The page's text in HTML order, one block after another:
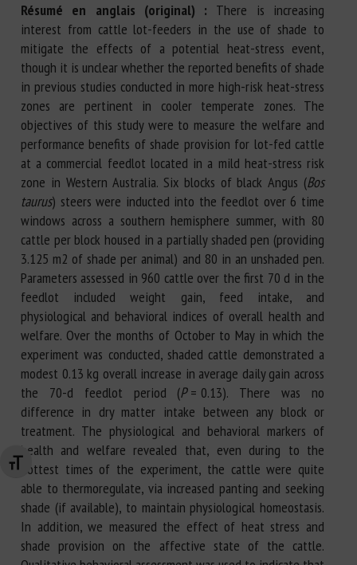
Changer la taille de la police
Résumé en anglais (original) : There is increasing
interest from cattle lot-feeders in the use of shade to
mitigate the effects of a potential heat-stress event,
though it is unclear whether the reported benefits of shade
in previous studies conducted in more high-risk heat-stress
zones are pertinent in cooler temperate zones. The
objectives of this study were to measure the welfare and
performance benefits of shade provision for lot-fed cattle
at a commercial feedlot located in a mild heat-stress risk
zone in Western Australia. Six blocks of black Angus (Bos
taurus) steers were inducted into the feedlot over 6 time
windows across a southern hemisphere summer, with 80
cattle per block housed in a partially shaded pen (providing
3.125 m2 of shade per animal) and 80 in an unshaded pen.
Parameters assessed in 960 cattle over the first 70 d in the
feedlot included weight gain, feed intake, and
physiological and behavioral indices of overall health and
welfare. Over the months of October to May in which the
experiment was conducted, shaded cattle demonstrated a
modest 0.13 kg overall increase in average daily gain across
the 70-d feedlot period (P= 0.13). There was no
difference in dry matter intake between any block or
treatment. The physiological and behavioral markers of
health and welfare revealed that, even during to the
hottest times of the experiment, the cattle were quite
able to thermoregulate, via increased panting and seeking
shade (if available), to maintain physiological homeostasis.
In addition, we measured the effect of heat stress and
shade provision on the affective state of the cattle.